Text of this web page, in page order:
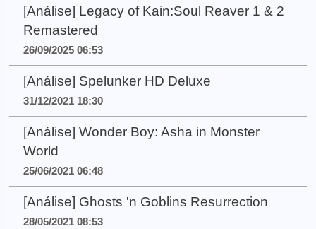
[Análise] Legacy of Kain:Soul Reaver 1 & 2
Remastered
26/09/2025 06:53
[Análise] Spelunker HD Deluxe
31/12/2021 18:30
[Análise] Wonder Boy: Asha in Monster
World
25/06/2021 06:48
[Análise] Ghosts 'n Goblins Resurrection
28/05/2021 08:53